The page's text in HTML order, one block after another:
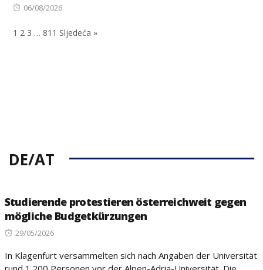
Posted
06/08/2026
1 2 3 … 811 Sljedeća »
DE/AT
Studierende protestieren österreichweit gegen
mögliche Budgetkürzungen
Posted
29/05/2026
In Klagenfurt versammelten sich nach Angaben der Universität